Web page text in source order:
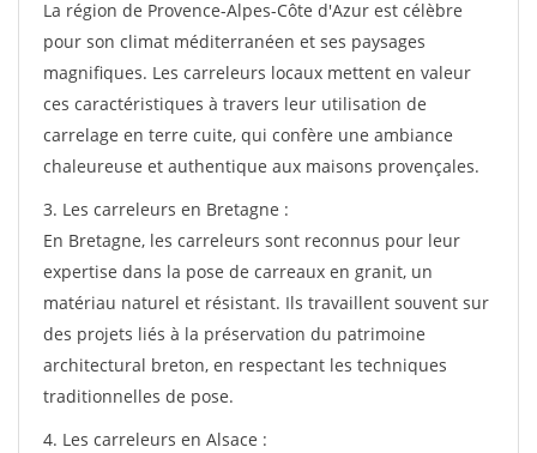
La région de Provence-Alpes-Côte d'Azur est célèbre
pour son climat méditerranéen et ses paysages
magnifiques. Les carreleurs locaux mettent en valeur
ces caractéristiques à travers leur utilisation de
carrelage en terre cuite, qui confère une ambiance
chaleureuse et authentique aux maisons provençales.
3. Les carreleurs en Bretagne :
En Bretagne, les carreleurs sont reconnus pour leur
expertise dans la pose de carreaux en granit, un
matériau naturel et résistant. Ils travaillent souvent sur
des projets liés à la préservation du patrimoine
architectural breton, en respectant les techniques
traditionnelles de pose.
4. Les carreleurs en Alsace :